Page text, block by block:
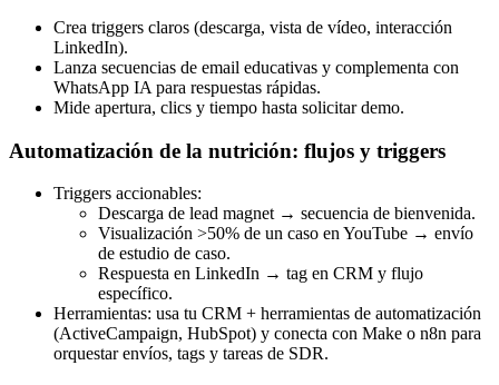
Crea triggers claros (descarga, vista de vídeo, interacción
LinkedIn).
Lanza secuencias de email educativas y complementa con
WhatsApp IA para respuestas rápidas.
Mide apertura, clics y tiempo hasta solicitar demo.
Automatización de la nutrición: flujos y triggers
Triggers accionables:
Descarga de lead magnet → secuencia de bienvenida.
Visualización >50% de un caso en YouTube → envío
de estudio de caso.
Respuesta en LinkedIn → tag en CRM y flujo
específico.
Herramientas: usa tu CRM + herramientas de automatización
(ActiveCampaign, HubSpot) y conecta con Make o n8n para
orquestar envíos, tags y tareas de SDR.